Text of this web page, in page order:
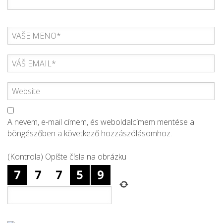
A nevem, e-mail címem, és weboldalcímem mentése a
böngészőben a következő hozzászólásomhoz.
(Kontrola) Opíšte čísla na obrázku